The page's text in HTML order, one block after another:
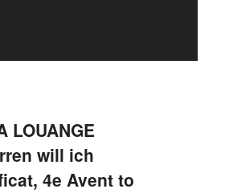
LOUANGE
will ich
4e Avent to